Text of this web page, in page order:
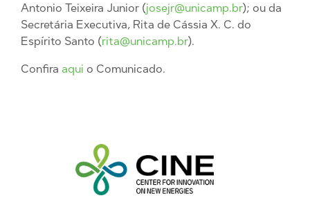
Antonio Teixeira Junior (josejr@unicamp.br); ou da
Secretária Executiva, Rita de Cássia X. C. do
Espírito Santo (rita@unicamp.br).
Confira aqui o Comunicado.